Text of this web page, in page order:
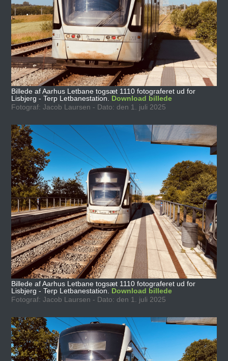
Billede af Aarhus Letbane togsæt 1110 fotograferet ud for
Lisbjerg - Terp Letbanestation. Download billede
Fotograf: Jacob Laursen - Dato: den 1. juli 2025
Billede af Aarhus Letbane togsæt 1110 fotograferet ud for
Lisbjerg - Terp Letbanestation. Download billede
Fotograf: Jacob Laursen - Dato: den 1. juli 2025